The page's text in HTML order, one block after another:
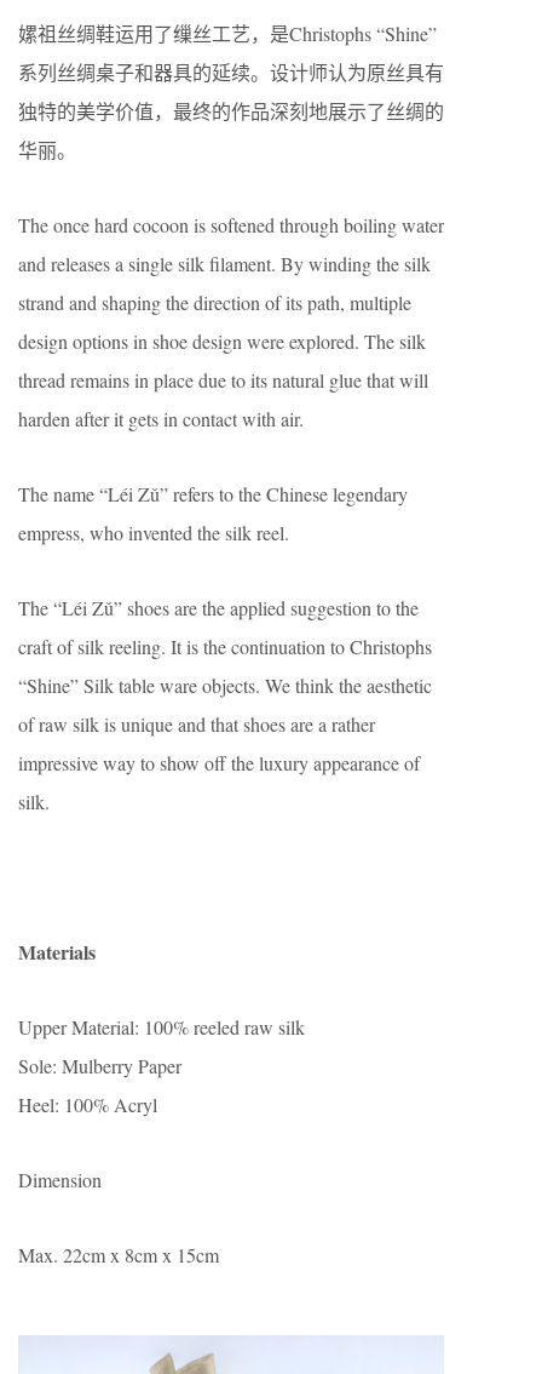
嫘祖丝绸鞋运用了缫丝工艺，是Christophs “Shine”
系列丝绸桌子和器具的延续。设计师认为原丝具有
独特的美学价值，最终的作品深刻地展示了丝绸的
华丽。
The once hard cocoon is softened through boiling water
and releases a single silk filament. By winding the silk
strand and shaping the direction of its path, multiple
design options in shoe design were explored. The silk
thread remains in place due to its natural glue that will
harden after it gets in contact with air.
The name “Léi Zǔ” refers to the Chinese legendary
empress, who invented the silk reel.
The “Léi Zǔ” shoes are the applied suggestion to the
craft of silk reeling. It is the continuation to Christophs
“Shine” Silk table ware objects. We think the aesthetic
of raw silk is unique and that shoes are a rather
impressive way to show off the luxury appearance of
silk.
Materials
Upper Material: 100% reeled raw silk
Sole: Mulberry Paper
Heel: 100% Acryl
Dimension
Max. 22cm x 8cm x 15cm